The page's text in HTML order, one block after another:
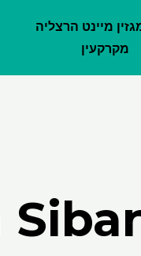
מיינט הרצליה
מקרקעין